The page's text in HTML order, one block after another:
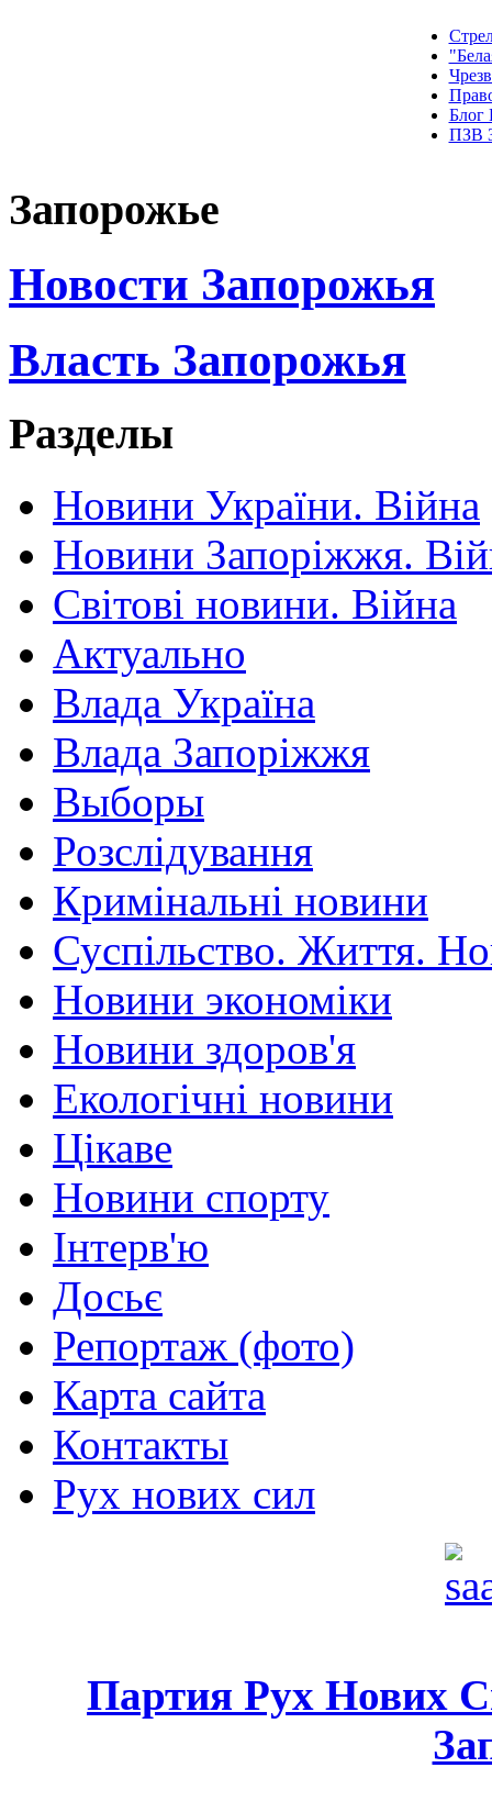
Блог
ПЗВ
Запорожье
Новости Запорожья
Власть Запорожья
Разделы
Новини України. Війна
Новини Запоріжжя.
Світові новини. Війна
Актуально
Влада Україна
Влада Запоріжжя
Выборы
Розслідування
Кримінальні новини
Суспільство. Життя.
Новини экономіки
Новини здоров'я
Екологічні новини
Цікаве
Новини спорту
Інтерв'ю
Досьє
Репортаж (фото)
Карта сайта
Контакты
Рух нових сил
Партия Рух Нових